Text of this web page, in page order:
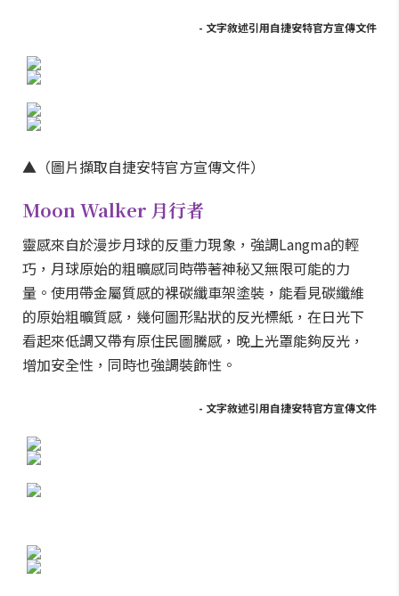
- 文字敘述引用自捷安特官方宣傳文件
▲（圖片擷取自捷安特官方宣傳文件）
Moon Walker 月行者
靈感來自於漫步月球的反重力現象，強調Langma的輕
巧，月球原始的粗曠感同時帶著神秘又無限可能的力
量。使用帶金屬質感的裸碳纖車架塗裝，能看見碳纖維
的原始粗曠質感，幾何圖形點狀的反光標紙，在日光下
看起來低調又帶有原住民圖騰感，晚上光罩能夠反光，
增加安全性，同時也強調裝飾性。
- 文字敘述引用自捷安特官方宣傳文件